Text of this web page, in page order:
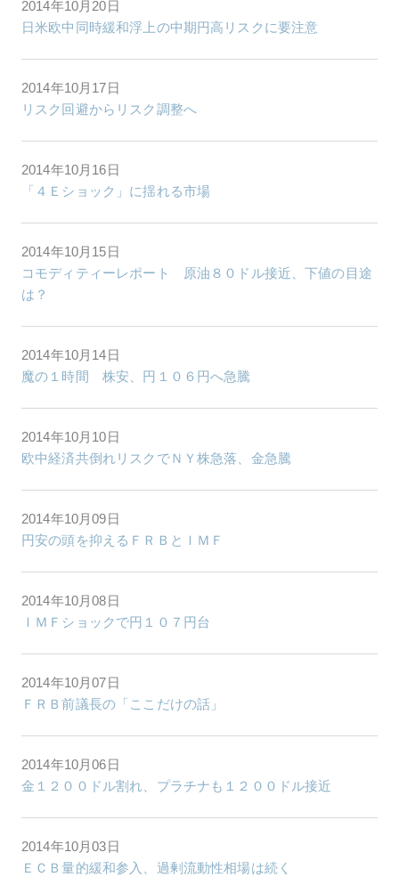
2014年10月20日
日米欧中同時緩和浮上の中期円高リスクに要注意
2014年10月17日
リスク回避からリスク調整へ
2014年10月16日
「４Ｅショック」に揺れる市場
2014年10月15日
コモディティーレポート 原油８０ドル接近、下値の目途
は？
2014年10月14日
魔の１時間 株安、円１０６円へ急騰
2014年10月10日
欧中経済共倒れリスクでＮＹ株急落、金急騰
2014年10月09日
円安の頭を抑えるＦＲＢとＩＭＦ
2014年10月08日
ＩＭＦショックで円１０７円台
2014年10月07日
ＦＲＢ前議長の「ここだけの話」
2014年10月06日
金１２００ドル割れ、プラチナも１２００ドル接近
2014年10月03日
ＥＣＢ量的緩和参入、過剰流動性相場は続く